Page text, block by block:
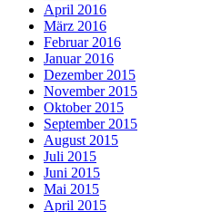
April 2016
März 2016
Februar 2016
Januar 2016
Dezember 2015
November 2015
Oktober 2015
September 2015
August 2015
Juli 2015
Juni 2015
Mai 2015
April 2015